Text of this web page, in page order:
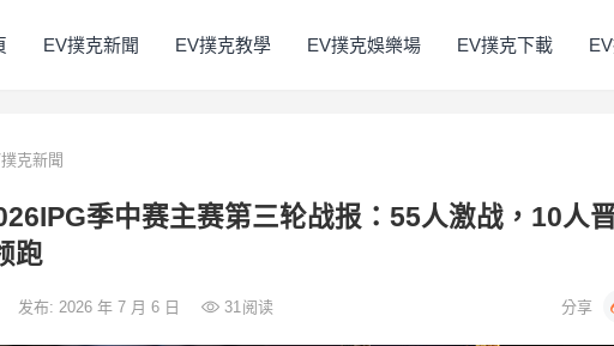
EV撲克新聞 EV撲克教學 EV撲克娛樂場 EV撲克下載
克新聞
季中赛主赛第三轮战报：55人激战，10人
跑
发布: 2026 年 7 月 6 日 31阅读